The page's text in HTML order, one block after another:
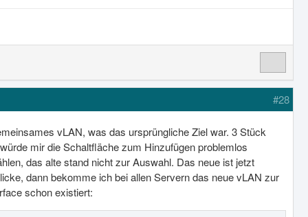
#28
vLAN, was das ursprüngliche Ziel war. 3 Stück
mir die Schaltfläche zum Hinzufügen problemlos
das alte stand nicht zur Auswahl. Das neue ist jetzt
dann bekomme ich bei allen Servern das neue vLAN zur
schon existiert: